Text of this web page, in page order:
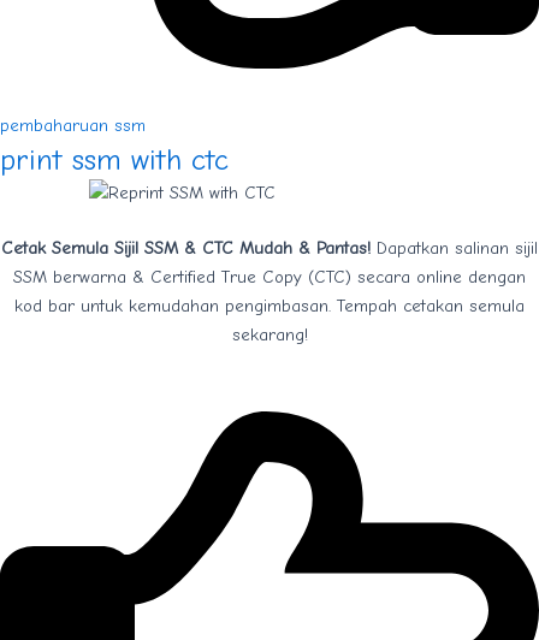
pembaharuan ssm
print ssm with ctc
Cetak Semula Sijil SSM & CTC Mudah & Pantas! Dapatkan salinan sijil
SSM berwarna & Certified True Copy (CTC) secara online dengan
kod bar untuk kemudahan pengimbasan. Tempah cetakan semula
sekarang!